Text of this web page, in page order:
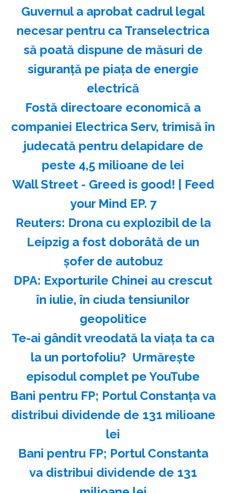
Guvernul a aprobat cadrul legal
necesar pentru ca Transelectrica
să poată dispune de măsuri de
siguranţă pe piaţa de energie
electrică
Fostă directoare economică a
companiei Electrica Serv, trimisă în
judecată pentru delapidare de
peste 4,5 milioane de lei
Wall Street - Greed is good! | Feed
your Mind EP. 7
Reuters: Drona cu explozibil de la
Leipzig a fost doborâtă de un
şofer de autobuz
DPA: Exporturile Chinei au crescut
în iulie, în ciuda tensiunilor
geopolitice
Te-ai gândit vreodată la viața ta ca
la un portofoliu? ️ Urmărește
episodul complet pe YouTube
Bani pentru FP; Portul Constanţa va
distribui dividende de 131 milioane
lei
Bani pentru FP; Portul Constanta
va distribui dividende de 131